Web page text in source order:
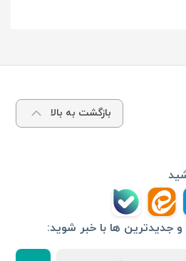
بازگشت به بالا
جدیدترین ها با خبر شوید: